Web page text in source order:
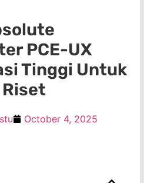
PCE-UX
Tinggi Untuk
October 4, 2025